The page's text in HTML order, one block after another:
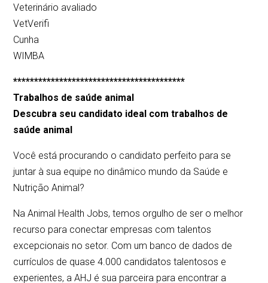
Veterinário avaliado
VetVerifi
Cunha
WIMBA
*****************************************
Trabalhos de saúde animal
Descubra seu candidato ideal com trabalhos de
saúde animal
Você está procurando o candidato perfeito para se
juntar à sua equipe no dinâmico mundo da Saúde e
Nutrição Animal?
Na Animal Health Jobs, temos orgulho de ser o melhor
recurso para conectar empresas com talentos
excepcionais no setor. Com um banco de dados de
currículos de quase 4.000 candidatos talentosos e
experientes, a AHJ é sua parceira para encontrar a